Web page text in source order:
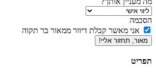
הסכמה
אני מאשר קבלת דיוור ממאור בר תקוה
מאור, תחזור אליי!
תפריט